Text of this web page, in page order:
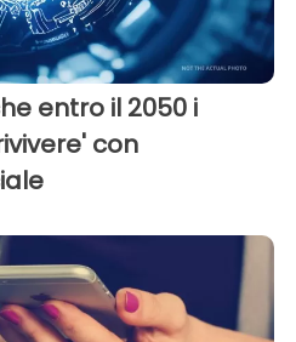
entro il 2050 i
con